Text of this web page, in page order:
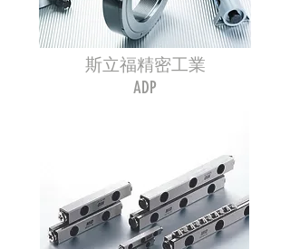
斯立福精密工業
ADP